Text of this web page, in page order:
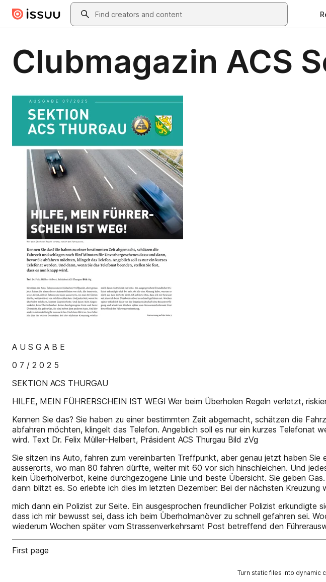
Skip to main contentSearch
Clubmagazin ACS
A U S G A B E
0 7 / 2 0 2 5
SEKTION ACS THURGAU
HILFE, MEIN FÜHRERSCHEIN IST WEG! Wer beim Überholen Regeln verletzt,
Kennen Sie das? Sie haben zu einer bestimmten Zeit abgemacht, schätzen die
abfahren möchten, klingelt das Telefon. Angeblich soll es nur ein kurzes Telefonat
wird. Text Dr. Felix Müller-Helbert, Präsident ACS Thurgau Bild zVg
Sie sitzen ins Auto, fahren zum vereinbarten Treffpunkt, aber genau jetzt haben
ausserorts, wo man 80 fahren dürfte, weiter mit 60 vor sich hinschleichen. Und
kein Überholverbot, keine durchgezogene Linie und beste Übersicht. Sie geben
dann blitzt es. So erlebte ich dies im letzten Dezember: Bei der nächsten Kreuzung
mich dann ein Polizist zur Seite. Ein ausgesprochen freundlicher Polizist erkundigte
dass ich mir bewusst sei, dass ich beim Überholmanöver zu schnell gefahren sei.
wiederum Wochen später vom Strassenverkehrsamt Post betreffend den
First page
Turn static files into dynamic